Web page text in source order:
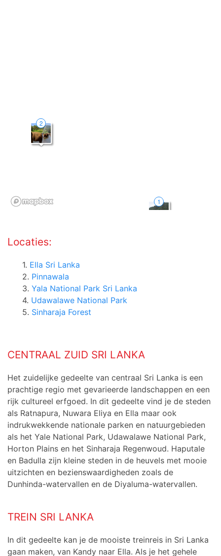
Locaties:
1. Ella Sri Lanka
2. Pinnawala
3. Yala National Park Sri Lanka
4. Udawalawe National Park
5. Sinharaja Forest
CENTRAAL ZUID SRI LANKA
Het zuidelijke gedeelte van centraal Sri Lanka is een
prachtige regio met gevarieerde landschappen en een
rijk cultureel erfgoed. In dit gedeelte vind je de steden
als Ratnapura, Nuwara Eliya en Ella maar ook
indrukwekkende nationale parken en natuurgebieden
als het Yale National Park, Udawalawe National Park,
Horton Plains en het Sinharaja Regenwoud. Haputale
en Badulla zijn kleine steden in de heuvels met mooie
uitzichten en bezienswaardigheden zoals de
Dunhinda-watervallen en de Diyaluma-watervallen.
TREIN SRI LANKA
In dit gedeelte kan je de mooiste treinreis in Sri Lanka
gaan maken, van Kandy naar Ella. Als je het gehele